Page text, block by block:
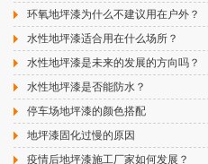
环氧地坪漆为什么不建议用在户外？
水性地坪漆适合用在什么场所？
水性地坪漆是未来的发展的方向吗？
水性地坪漆是否能防水？
停车场地坪漆的颜色搭配
地坪漆固化过慢的原因
疫情后地坪漆施工厂家如何发展？